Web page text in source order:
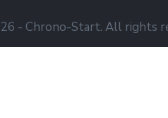
- Chrono-Start. All rights